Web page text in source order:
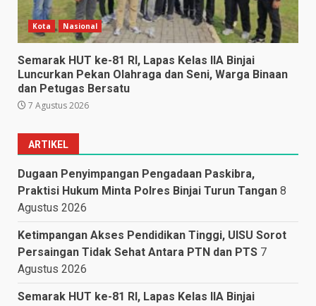
Kota Nasional
Semarak HUT ke-81 RI, Lapas Kelas IIA Binjai
Luncurkan Pekan Olahraga dan Seni, Warga Binaan
dan Petugas Bersatu
7 Agustus 2026
ARTIKEL
Dugaan Penyimpangan Pengadaan Paskibra,
Praktisi Hukum Minta Polres Binjai Turun Tangan 8
Agustus 2026
Ketimpangan Akses Pendidikan Tinggi, UISU Sorot
Persaingan Tidak Sehat Antara PTN dan PTS 7
Agustus 2026
Semarak HUT ke-81 RI, Lapas Kelas IIA Binjai